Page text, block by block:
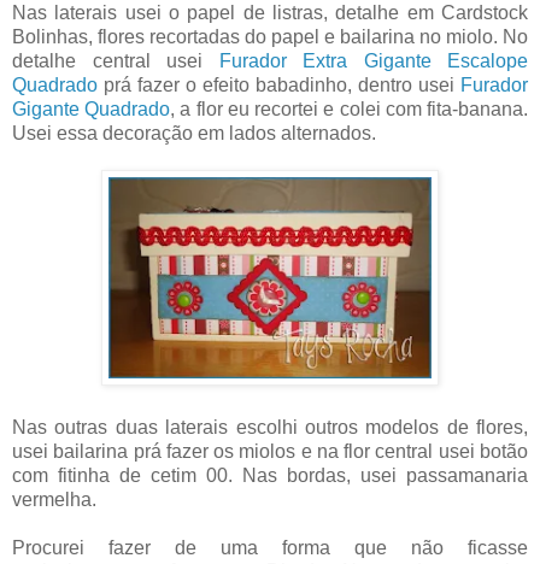
Nas laterais usei o papel de listras, detalhe em Cardstock
Bolinhas, flores recortadas do papel e bailarina no miolo. No
detalhe central usei
Furador Extra Gigante Escalope
Quadrado prá fazer o efeito babadinho, dentro usei Furador
Gigante Quadrado, a flor eu recortei e colei com fita-banana.
Usei essa decoração em lados alternados.
Nas outras duas laterais escolhi outros modelos de flores,
usei bailarina prá fazer os miolos e na flor central usei botão
com fitinha de cetim 00. Nas bordas, usei passamanaria
vermelha.
Procurei fazer de uma forma que não ficasse